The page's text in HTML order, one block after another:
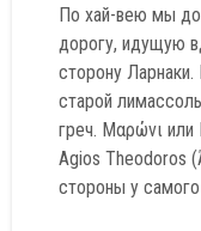
По хай-вею мы
дорогу, идущую
сторону
старой
греч. Μαρώνι или
Agios Theodoros
стороны у